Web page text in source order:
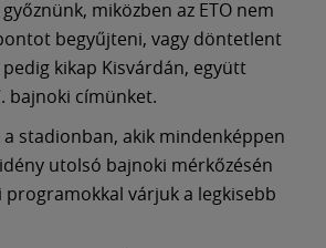
miközben az ETO nem
begyűjteni, vagy döntetlent
kikap Kisvárdán, együtt
bajnoki címünket.
a stadionban, akik mindenképpen
utolsó bajnoki mérkőzésén
programokkal várjuk a legkisebb